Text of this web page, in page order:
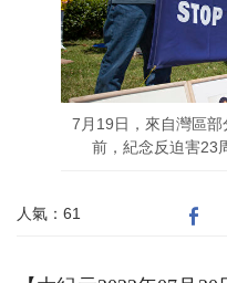
7月19日，來自灣區
前，紀念反迫害23
人氣：61